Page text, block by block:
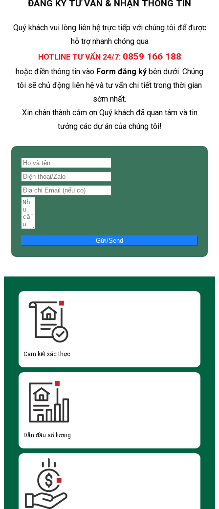
ĐĂNG KÝ TƯ VẤN & NHẬN THÔNG TIN
Quý khách vui lòng liên hệ trực tiếp với chúng tôi để được
hỗ trợ nhanh chóng qua
HOTLINE TƯ VẤN 24/7: 0859 166 188
hoặc điền thông tin vào Form đăng ký bên dưới. Chúng
tôi sẽ chủ động liên hệ và tư vấn chi tiết trong thời gian
sớm nhất.
Xin chân thành cảm ơn Quý khách đã quan tâm và tin
tưởng các dự án của chúng tôi!
Gửi/Send
Cam kết xác thực
Dẫn đầu số lượng